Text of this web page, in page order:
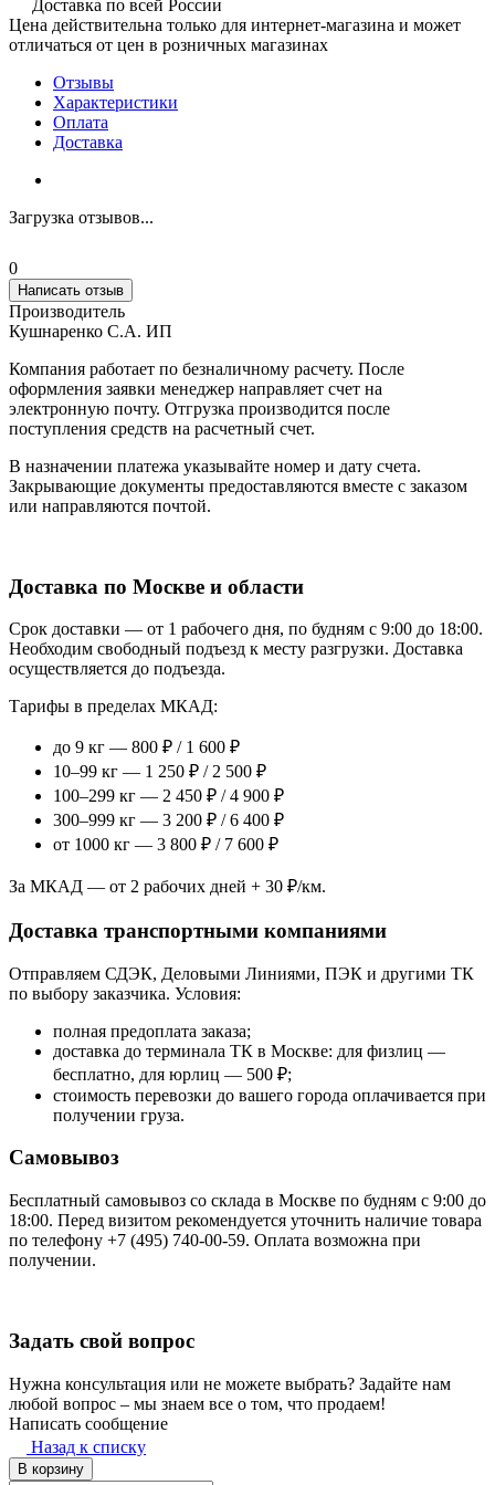
Доставка по всей России
Цена действительна только для интернет-магазина и может
отличаться от цен в розничных магазинах
Отзывы
Характеристики
Оплата
Доставка
Загрузка отзывов...
0
Написать отзыв
Производитель
Кушнаренко С.А. ИП
Компания работает по безналичному расчету. После
оформления заявки менеджер направляет счет на
электронную почту. Отгрузка производится после
поступления средств на расчетный счет.
В назначении платежа указывайте номер и дату счета.
Закрывающие документы предоставляются вместе с заказом
или направляются почтой.
Доставка по Москве и области
Срок доставки — от 1 рабочего дня, по будням с 9:00 до 18:00.
Необходим свободный подъезд к месту разгрузки. Доставка
осуществляется до подъезда.
Тарифы в пределах МКАД:
до 9 кг — 800 ₽ / 1 600 ₽
10–99 кг — 1 250 ₽ / 2 500 ₽
100–299 кг — 2 450 ₽ / 4 900 ₽
300–999 кг — 3 200 ₽ / 6 400 ₽
от 1000 кг — 3 800 ₽ / 7 600 ₽
За МКАД — от 2 рабочих дней + 30 ₽/км.
Доставка транспортными компаниями
Отправляем СДЭК, Деловыми Линиями, ПЭК и другими ТК
по выбору заказчика. Условия:
полная предоплата заказа;
доставка до терминала ТК в Москве: для физлиц —
бесплатно, для юрлиц — 500 ₽;
стоимость перевозки до вашего города оплачивается при
получении груза.
Самовывоз
Бесплатный самовывоз со склада в Москве по будням с 9:00 до
18:00. Перед визитом рекомендуется уточнить наличие товара
по телефону +7 (495) 740-00-59. Оплата возможна при
получении.
Задать свой вопрос
Нужна консультация или не можете выбрать? Задайте нам
любой вопрос – мы знаем все о том, что продаем!
Написать сообщение
Назад к списку
В корзину